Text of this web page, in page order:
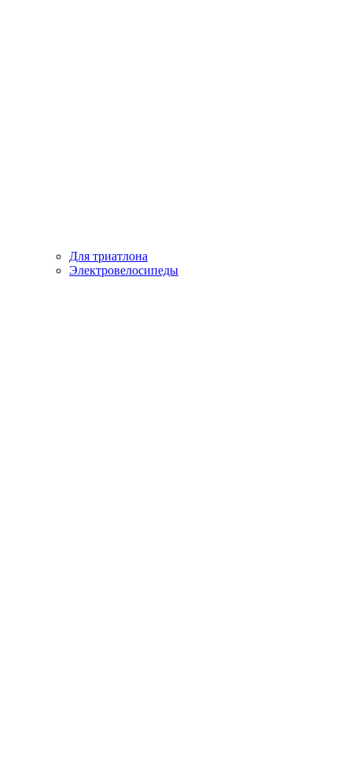
Для триатлона
Электровелосипеды